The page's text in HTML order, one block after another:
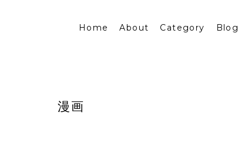
Home About Category Blog
漫画